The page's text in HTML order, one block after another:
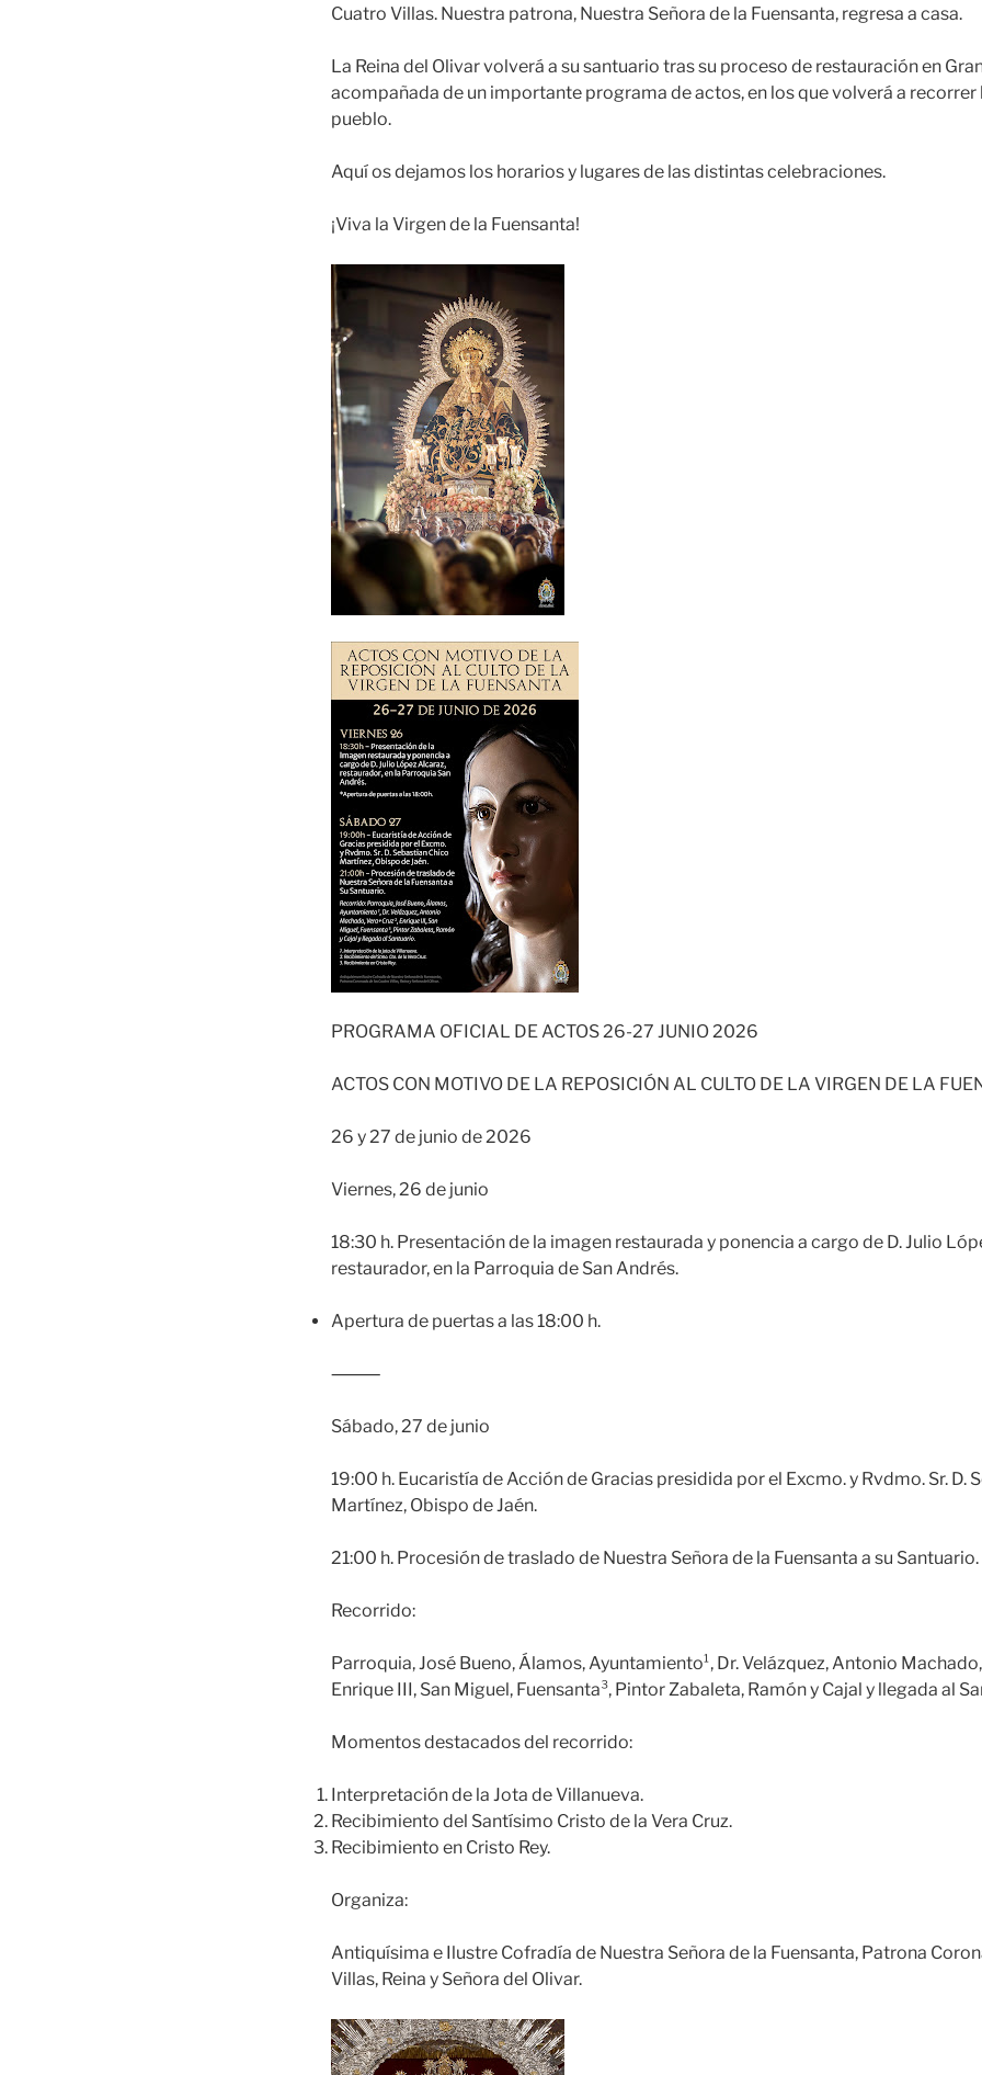
Cuatro Villas. Nuestra patrona, Nuestra Señora de la Fuensanta, regresa a casa.
La Reina del Olivar volverá a su santuario tras su proceso de restauración en
acompañada de un importante programa de actos, en los que volverá a recorrer
pueblo.
Aquí os dejamos los horarios y lugares de las distintas celebraciones.
¡Viva la Virgen de la Fuensanta!
PROGRAMA OFICIAL DE ACTOS 26-27 JUNIO 2026
ACTOS CON MOTIVO DE LA REPOSICIÓN AL CULTO DE LA VIRGEN DE LA
26 y 27 de junio de 2026
Viernes, 26 de junio
18:30 h. Presentación de la imagen restaurada y ponencia a cargo de D. Julio
restaurador, en la Parroquia de San Andrés.
Apertura de puertas a las 18:00 h.
⸻
Sábado, 27 de junio
19:00 h. Eucaristía de Acción de Gracias presidida por el Excmo. y Rvdmo. Sr. D.
Martínez, Obispo de Jaén.
21:00 h. Procesión de traslado de Nuestra Señora de la Fuensanta a su Santuario.
Recorrido:
Parroquia, José Bueno, Álamos, Ayuntamiento¹, Dr. Velázquez, Antonio
Enrique III, San Miguel, Fuensanta³, Pintor Zabaleta, Ramón y Cajal y llegada al
Momentos destacados del recorrido:
Interpretación de la Jota de Villanueva.
Recibimiento del Santísimo Cristo de la Vera Cruz.
Recibimiento en Cristo Rey.
Organiza:
Antiquísima e Ilustre Cofradía de Nuestra Señora de la Fuensanta, Patrona
Villas, Reina y Señora del Olivar.